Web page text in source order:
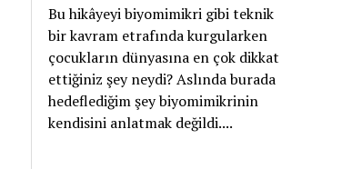
Bu hikâyeyi biyomimikri gibi teknik
bir kavram etrafında kurgularken
çocukların dünyasına en çok dikkat
ettiğiniz şey neydi? Aslında burada
hedeflediğim şey biyomimikrinin
kendisini anlatmak değildi....